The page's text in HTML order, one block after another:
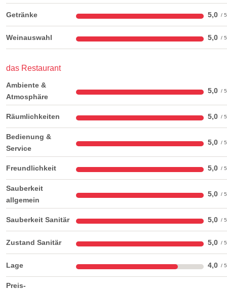
Getränke 5,0
Weinauswahl 5,0
das Restaurant
Ambiente &
Atmosphäre
5,0
Räumlichkeiten 5,0
Bedienung &
Service
5,0
Freundlichkeit 5,0
Sauberkeit
allgemein
5,0
Sauberkeit Sanitär 5,0
Zustand Sanitär 5,0
Lage 4,0
Preis-